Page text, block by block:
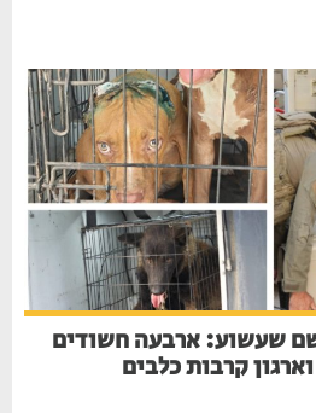
שעשוע: ארבעה חשודים
קרבות כלבים